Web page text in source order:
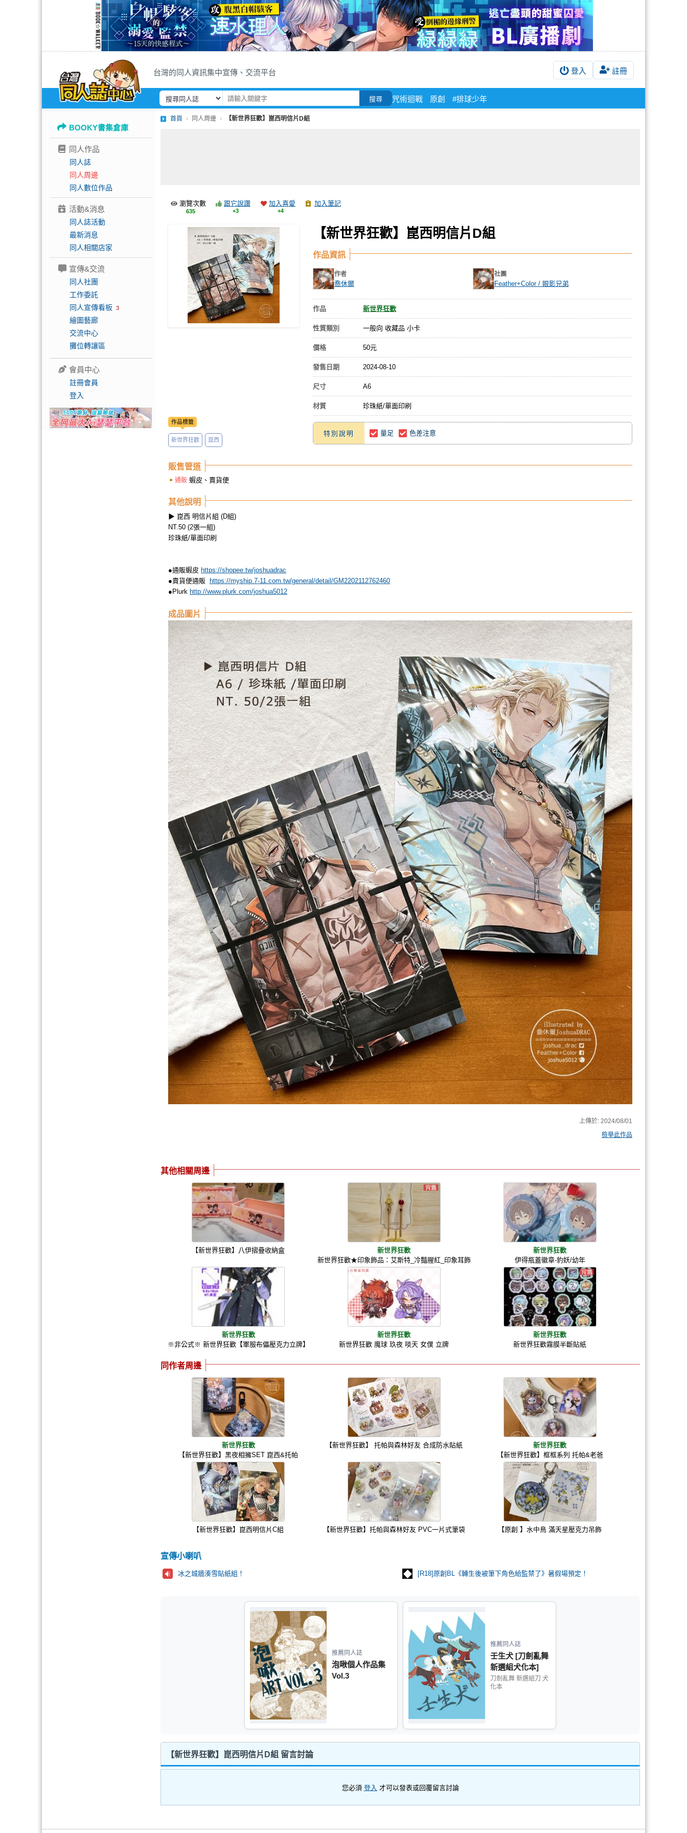
台灣的同人資訊集中宣傳、交流平台 登入 註冊
搜尋 咒術迴戰 原創 #排球少年
BOOKY書集倉庫
同人作品
同人誌
同人周邊
同人數位作品
活動&消息
同人誌活動
最新消息
同人相關店家
宣傳&交流
同人社團
工作委託
同人宣傳看板 3
繪圖藝廊
交流中心
攤位轉讓區
會員中心
註冊會員
登入
首頁 同人周邊 【新世界狂歡】崑西明信片D組
瀏覽次數
635
跟它說讚
+3
加入喜愛
+4
加入筆記
【新世界狂歡】崑西明信片D組
作品標籤
新世界狂歡 崑西
作品資訊
作者
喬休爾
社團
Feather+Color / 眼影兄弟
作品 新世界狂歡
性質類別 一般向 收藏品 小卡
價格 50元
發售日期 2024-08-10
尺寸 A6
材質 珍珠紙/單面印刷
特別說明 量足 色差注意
販售管道
通販 蝦皮、賣貨便
其他說明
▶ 崑西 明信片組 (D組)
NT.50 (2張一組)
珍珠紙/單面印刷
●通販蝦皮 https://shopee.tw/joshuadrac
●賣貨便通販 ​
https://myship.7-11.com.tw/general/detail/GM2202112762460
●Plurk http://www.plurk.com/joshua5012
成品圖片
上傳於: 2024/08/01
檢舉此作品
其他相關周邊
【新世界狂歡】八伊摺疊收納盒
新世界狂歡
新世界狂歡★印象飾品：艾斯特_冷豔腥紅_印象耳飾
新世界狂歡
伊得瓶蓋徽章-豹妖/幼年
新世界狂歡
※非公式※ 新世界狂歡【軍服布儡壓克力立牌】
新世界狂歡
新世界狂歡 魔球 玖夜 啖天 女僕 立牌
新世界狂歡
新世界狂歡霧膜半斷貼紙
同作者周邊
新世界狂歡
【新世界狂歡】黑夜相擁SET 崑西&托帕
【新世界狂歡】 托帕與森林好友 合成防水貼紙
新世界狂歡
【新世界狂歡】框框系列 托帕&老爸
【新世界狂歡】崑西明信片C組 【新世界狂歡】托帕與森林好友 PVC一片式筆袋 【原創 】水中鳥 滿天星壓克力吊飾
宣傳小喇叭
冰之城牆湊雪貼紙組！ [R18]原創BL《轉生後被筆下角色給監禁了》暑假場預定！
推薦同人誌
泡啾個人作品集
Vol.3
推薦同人誌
壬生犬 [刀劍亂舞
新選組犬化本]
刀劍亂舞 新選組刀 犬
化本
【新世界狂歡】崑西明信片D組 留言討論
您必須 登入 才可以發表或回覆留言討論